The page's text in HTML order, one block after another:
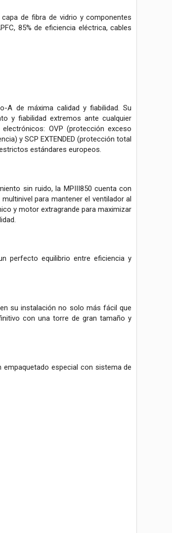
de fibra de vidrio y componentes
85% de eficiencia eléctrica, cables
A de máxima calidad y fiabilidad. Su
y fiabilidad extremos ante cualquier
OVP (protección exceso
y SCP EXTENDED (protección total
estándares europeos.
sin ruido, la MPIII850 cuenta con
para mantener el ventilador al
y motor extragrande para maximizar
perfecto equilibrio entre eficiencia y
su instalación no solo más fácil que
con una torre de gran tamaño y
especial con sistema de